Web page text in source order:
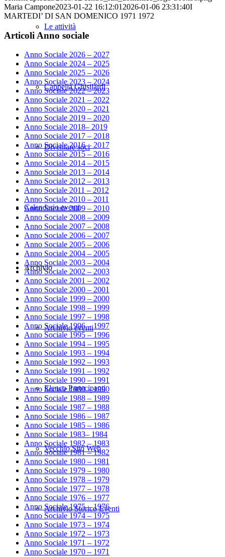
Le attività
Cappella Ghisilardi
Diventare soci
Calendario eventi
Archivio
Archivio eventi
Elenco Partecipanti
Vecchio Sito Web
Archivio Storico Eventi
Maria Campone2023-01-22 16:12:01 2026-01-06 23:31:40I
MARTEDI’ DI SAN DOMENICO 1971 1972
Articoli Anno sociale
Anno Sociale 2026 – 2027
Anno Sociale 2024 – 2025
Anno Sociale 2025 – 2026
Anno Sociale 2023 – 2024
Anno Sociale 2022 – 2023
Anno Sociale 2021 – 2022
Anno Sociale 2020 – 2021
Anno Sociale 2019 – 2020
Anno Sociale 2018– 2019
Anno Sociale 2017 – 2018
Anno Sociale 2016 – 2017
Anno Sociale 2015 – 2016
Anno Sociale 2014 – 2015
Anno Sociale 2013 – 2014
Anno Sociale 2012 – 2013
Anno Sociale 2011 – 2012
Anno Sociale 2010 – 2011
Anno Sociale 2009 – 2010
Anno Sociale 2008 – 2009
Anno Sociale 2007 – 2008
Anno Sociale 2006 – 2007
Anno Sociale 2005 – 2006
Anno Sociale 2004 – 2005
Anno Sociale 2003 – 2004
Anno Sociale 2002 – 2003
Anno Sociale 2001 – 2002
Anno Sociale 2000 – 2001
Anno Sociale 1999 – 2000
Anno Sociale 1998 – 1999
Anno Sociale 1997 – 1998
Anno Sociale 1996 – 1997
Anno Sociale 1995 – 1996
Anno Sociale 1994 – 1995
Anno Sociale 1993 – 1994
Anno Sociale 1992 – 1993
Anno Sociale 1991 – 1992
Anno Sociale 1990 – 1991
Anno Sociale 1989 – 1990
Anno Sociale 1988 – 1989
Anno Sociale 1987 – 1988
Anno Sociale 1986 – 1987
Anno Sociale 1985 – 1986
Anno Sociale 1983– 1984
Anno Sociale 1982 – 1983
Anno Sociale 1981 – 1982
Anno Sociale 1980 – 1981
Anno Sociale 1979 – 1980
Anno Sociale 1978 – 1979
Anno Sociale 1977 – 1978
Anno Sociale 1976 – 1977
Anno Sociale 1975 – 1976
Anno Sociale 1974 – 1975
Anno Sociale 1973 – 1974
Anno Sociale 1972 – 1973
Anno Sociale 1971 – 1972
Anno Sociale 1970 – 1971